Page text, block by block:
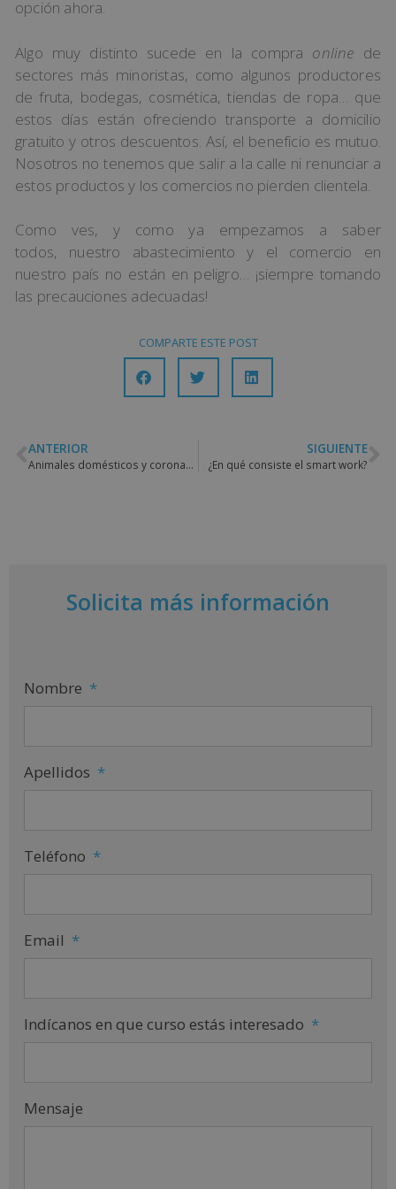
opción ahora.
Algo muy distinto sucede en la compra online de
sectores más minoristas, como algunos productores
de fruta, bodegas, cosmética, tiendas de ropa… que
estos días están ofreciendo transporte a domicilio
gratuito y otros descuentos. Así, el beneficio es mutuo.
Nosotros no tenemos que salir a la calle ni renunciar a
estos productos y los comercios no pierden clientela.
Como ves, y como ya empezamos a saber
todos, nuestro abastecimiento y el comercio en
nuestro país no están en peligro… ¡siempre tomando
las precauciones adecuadas!
COMPARTE ESTE POST
ANTERIOR
Animales domésticos y coronavirus: cómo cuidarles durante la crisis sanitaria
SIGUIENTE
¿En qué consiste el smart work?
Solicita más información
Nombre *
Apellidos *
Teléfono *
Email *
Indícanos en que curso estás interesado *
Mensaje